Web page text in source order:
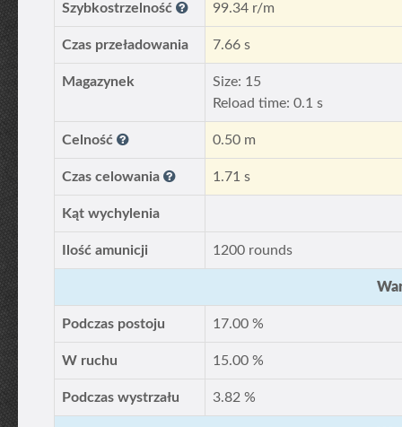
Szybkostrzelność 99.34 r/m
Czas przeładowania 7.66 s
Magazynek
Size: 15
Reload time: 0.1 s
Celność 0.50 m
Czas celowania 1.71 s
Kąt wychylenia
Ilość amunicji 1200 rounds
Podczas postoju 17.00 %
W ruchu 15.00 %
Podczas wystrzału 3.82 %